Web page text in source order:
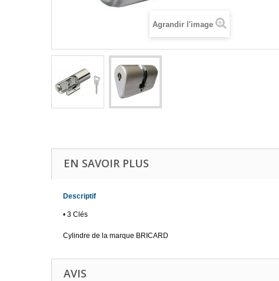
Agrandir l'image
EN SAVOIR PLUS
Descriptif
• 3 Clés
Cylindre de la marque BRICARD
AVIS